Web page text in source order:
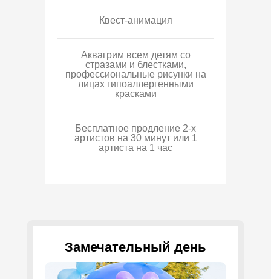
Квест-анимация
Аквагрим всем детям со
стразами и блестками,
профессиональные рисунки на
лицах гипоаллергенными
красками
Бесплатное продление 2-х
артистов на 30 минут или 1
артиста на 1 час
Замечательный день